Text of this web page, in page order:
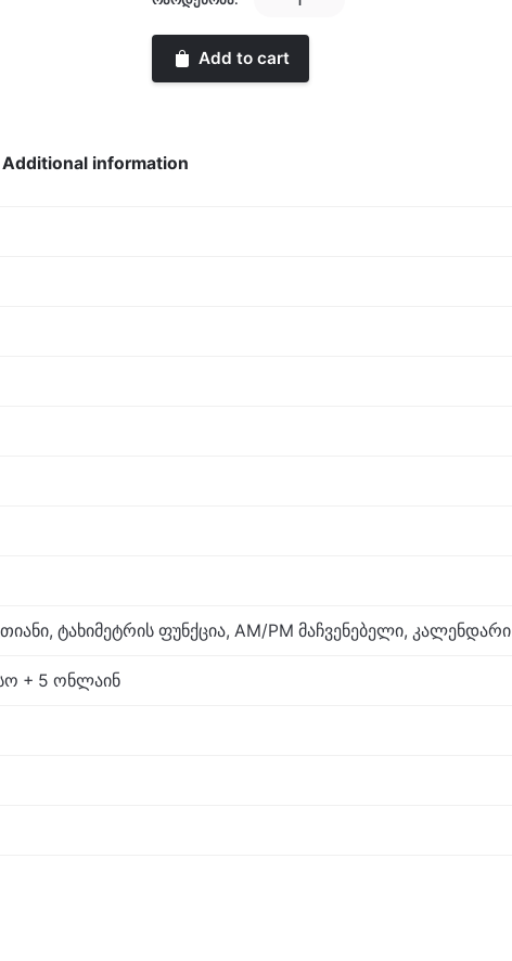
III
Chrono
Add to cart
Additional information
ტახიმეტრის ფუნქცია, AM/PM მაჩვენებელი, კალენდარი
+ 5 ონლაინ